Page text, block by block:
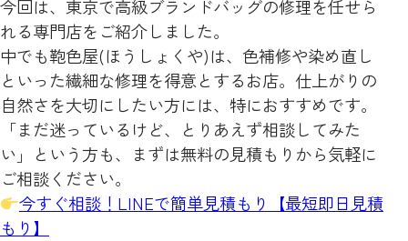
今回は、東京で高級ブランドバッグの修理を任せら
れる専門店をご紹介しました。
中でも鞄色屋(ほうしょくや)は、色補修や染め直し
といった繊細な修理を得意とするお店。仕上がりの
自然さを大切にしたい方には、特におすすめです。
「まだ迷っているけど、とりあえず相談してみた
い」という方も、まずは無料の見積もりから気軽に
ご相談ください。
今すぐ相談！LINEで簡単見積もり【最短即日見積
もり】